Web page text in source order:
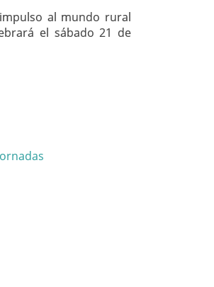
al mundo rural
el sábado 21 de